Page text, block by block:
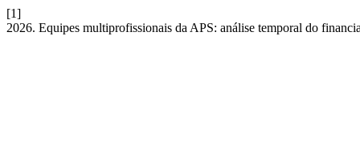
[1]
2026. Equipes multiprofissionais da APS: análise temporal do